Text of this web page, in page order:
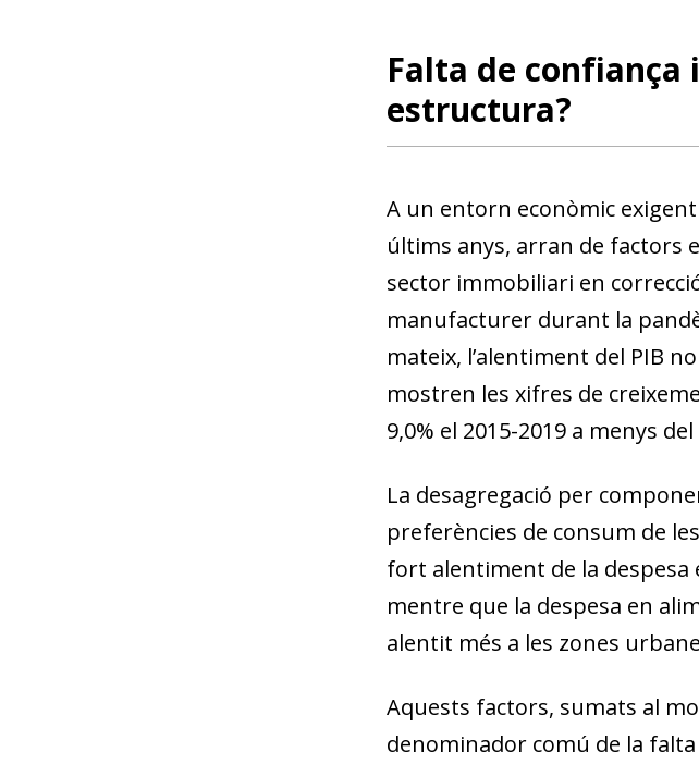
Falta de
estructura?
A un entorn econòmic
últims anys, arran de factors
sector immobiliari en
manufacturer durant la
mateix, l’alentiment del PIB
mostren les xifres de
9,0% el 2015-2019 a menys
La desagregació per
preferències de consum de
fort alentiment de la
mentre que la despesa en
alentit més a les zones
Aquests factors, sumats al
denominador comú de la